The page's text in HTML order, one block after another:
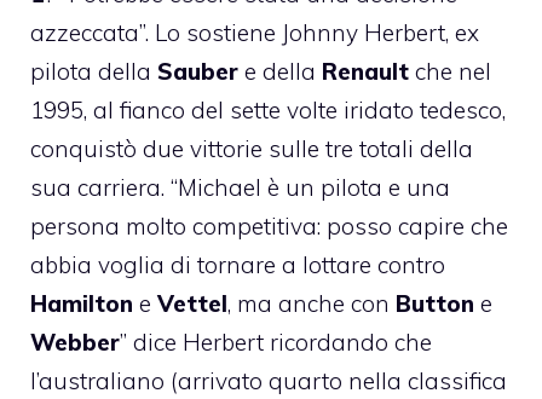
azzeccata”. Lo sostiene Johnny Herbert, ex
pilota della Sauber e della Renault che nel
1995, al fianco del sette volte iridato tedesco,
conquistò due vittorie sulle tre totali della
sua carriera. “Michael è un pilota e una
persona molto competitiva: posso capire che
abbia voglia di tornare a lottare contro
Hamilton eVettel, ma anche con Button e
Webber” dice Herbert ricordando che
l’australiano (arrivato quarto nella classifica